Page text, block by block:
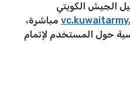
الجيش الكويتي
مباشرة،
حول المستخدم لإتمام